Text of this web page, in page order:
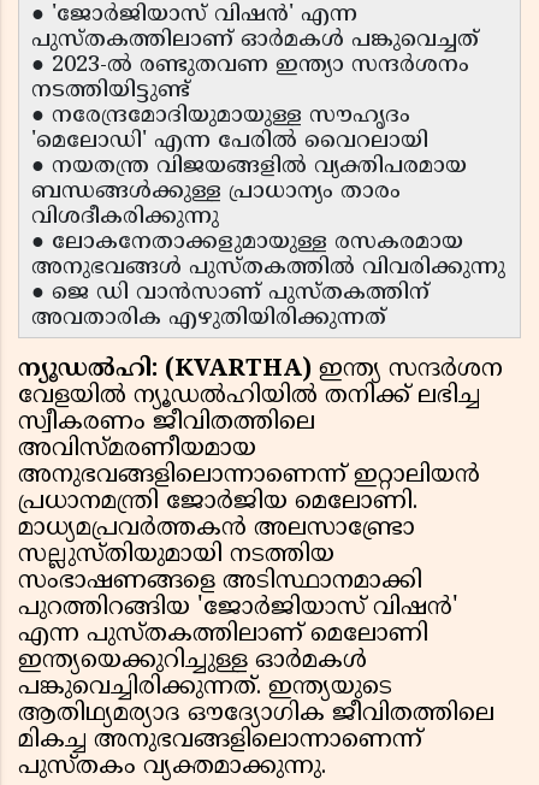
● 'ജോർജിയാസ് വിഷൻ' എന്ന
പുസ്തകത്തിലാണ് ഓർമകൾ പങ്കുവെച്ചത്
● 2023-ൽ രണ്ടുതവണ ഇന്ത്യാ സന്ദർശനം
നടത്തിയിട്ടുണ്ട്
● നരേന്ദ്രമോദിയുമായുള്ള സൗഹൃദം
'മെലോഡി' എന്ന പേരിൽ വൈറലായി
● നയതന്ത്ര വിജയങ്ങളിൽ വ്യക്തിപരമായ
ബന്ധങ്ങൾക്കുള്ള പ്രാധാന്യം താരം
വിശദീകരിക്കുന്നു
● ലോകനേതാക്കളുമായുള്ള രസകരമായ
അനുഭവങ്ങൾ പുസ്തകത്തിൽ വിവരിക്കുന്നു
● ജെ ഡി വാൻസാണ് പുസ്തകത്തിന്
അവതാരിക എഴുതിയിരിക്കുന്നത്
ന്യൂഡൽഹി: (KVARTHA) ഇന്ത്യ സന്ദർശന
വേളയിൽ ന്യൂഡൽഹിയിൽ തനിക്ക് ലഭിച്ച
സ്വീകരണം ജീവിതത്തിലെ
അവിസ്മരണീയമായ
അനുഭവങ്ങളിലൊന്നാണെന്ന് ഇറ്റാലിയൻ
പ്രധാനമന്ത്രി ജോർജിയ മെലോണി.
മാധ്യമപ്രവർത്തകൻ അലസാണ്ട്രോ
സല്ലുസ്‌തിയുമായി നടത്തിയ
സംഭാഷണങ്ങളെ അടിസ്ഥാനമാക്കി
പുറത്തിറങ്ങിയ 'ജോർജിയാസ് വിഷൻ'
എന്ന പുസ്തകത്തിലാണ് മെലോണി
ഇന്ത്യയെക്കുറിച്ചുള്ള ഓർമകൾ
പങ്കുവെച്ചിരിക്കുന്നത്. ഇന്ത്യയുടെ
ആതിഥ്യമര്യാദ ഔദ്യോഗിക ജീവിതത്തിലെ
മികച്ച അനുഭവങ്ങളിലൊന്നാണെന്ന്
പുസ്തകം വ്യക്തമാക്കുന്നു.